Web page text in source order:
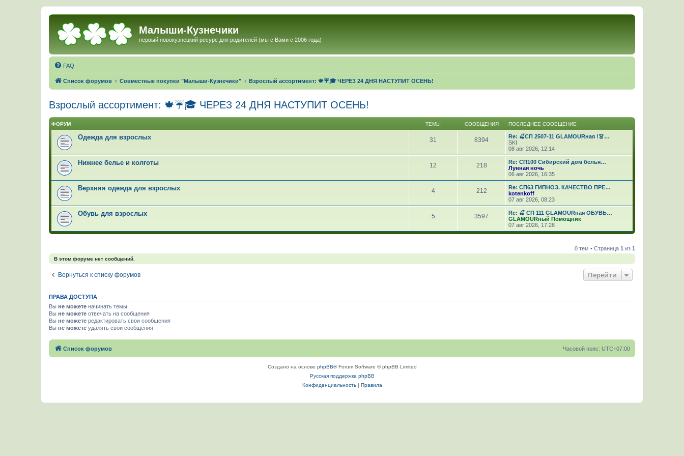
Малыши-Кузнечики
первый новокузнецкий ресурс для родителей (мы с Вами с 2006 года)
FAQ
Список форумов Совместные покупки "Малыши-Кузнечики" Взрослый ассортимент: 🍁☔🎓 ЧЕРЕЗ 24 ДНЯ НАСТУПИТ ОСЕНЬ!
Взрослый ассортимент: 🍁☔🎓 ЧЕРЕЗ 24 ДНЯ НАСТУПИТ ОСЕНЬ!
ФОРУМ ТЕМЫ СООБЩЕНИЯ ПОСЛЕДНЕЕ СООБЩЕНИЕ
Одежда для взрослых 31 8394
Re: 🍒СП 2507-11 GLAMOURная !👗…
SKI
08 авг 2026, 12:14
Нижнее белье и колготы 12 218
Re: СП100 Сибирский дом белья…
Лунная ночь
06 авг 2026, 16:35
Верхняя одежда для взрослых 4 212
Re: СП63 ГИПНОЗ. КАЧЕСТВО ПРЕ…
kotenkoff
07 авг 2026, 08:23
Обувь для взрослых 5 3597
Re: 🍒 СП 111 GLAMOURная ОБУВЬ…
GLAMOURный Помощник
07 авг 2026, 17:28
0 тем • Страница 1 из 1
В этом форуме нет сообщений.
Вернуться к списку форумов Перейти
ПРАВА ДОСТУПА
Вы не можете начинать темы
Вы не можете отвечать на сообщения
Вы не можете редактировать свои сообщения
Вы не можете удалять свои сообщения
Список форумов Часовой пояс: UTC+07:00
Создано на основе phpBB® Forum Software © phpBB Limited
Русская поддержка phpBB
Конфиденциальность| Правила